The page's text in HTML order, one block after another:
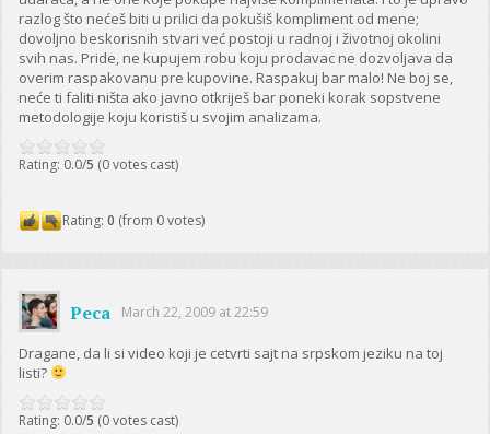
razlog što nećeš biti u prilici da pokušiš kompliment od mene;
dovoljno beskorisnih stvari već postoji u radnoj i životnoj okolini
svih nas. Pride, ne kupujem robu koju prodavac ne dozvoljava da
overim raspakovanu pre kupovine. Raspakuj bar malo! Ne boj se,
neće ti faliti ništa ako javno otkriješ bar poneki korak sopstvene
metodologije koju koristiš u svojim analizama.
Rating: 0.0/5 (0 votes cast)
Rating:0 (from 0 votes)
Peca March 22, 2009 at 22:59
Dragane, da li si video koji je cetvrti sajt na srpskom jeziku na toj
listi?
Rating: 0.0/5 (0 votes cast)